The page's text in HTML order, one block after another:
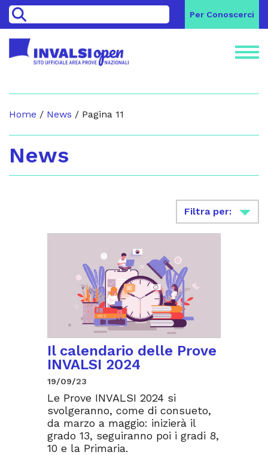
> Per Conoscerci
Home / News / Pagina 11
News
Filtra per:
Il calendario delle Prove
INVALSI 2024
19/09/23
Le Prove INVALSI 2024 si
svolgeranno, come di consueto,
da marzo a maggio: inizierà il
grado 13, seguiranno poi i gradi 8,
10 e la Primaria.